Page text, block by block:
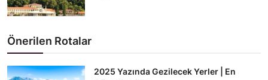
Önerilen Rotalar
2025 Yazında Gezilecek Yerler | En